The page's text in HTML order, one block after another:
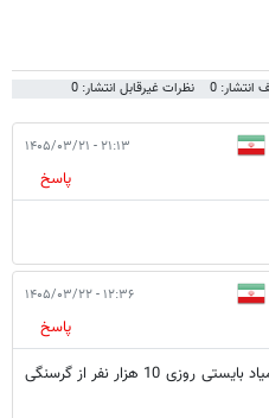
0 نظرات غیرقابل انتشار: 0
۲۱:۱۳ - ۱۴۰۵/۰۳/۲۱
پاسخ
۱۲:۳۶ - ۱۴۰۵/۰۳/۲۲
پاسخ
اگر اون هند؛ مثل شما عرضه به خرج میاد بایستی روزی 10 هزار نفر از گرسنگی